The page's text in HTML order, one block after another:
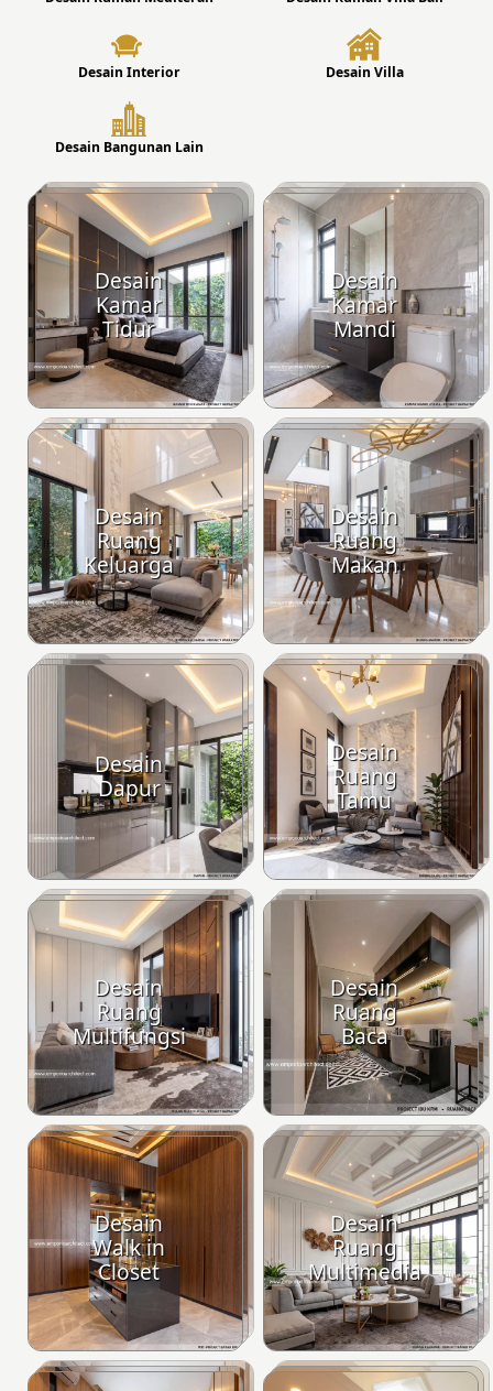
Desain Interior Desain Villa
Desain Bangunan Lain
Desain
Kamar
Tidur
Desain
Kamar
Mandi
Desain
Ruang
Keluarga
Desain
Ruang
Makan
Desain
Dapur
Desain
Ruang
Tamu
Desain
Ruang
Multifungsi
Desain
Ruang
Baca
Desain
Walk in
Closet
Desain
Ruang
Multimedia